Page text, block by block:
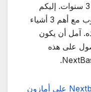
dashcam 622GW 4K لأكثر من 3 سنوات. إليكم
مقطع الفيديو الخاص بي على يوتيوب مع أهم 3 أشياء
آمل أن يكون
على هذه